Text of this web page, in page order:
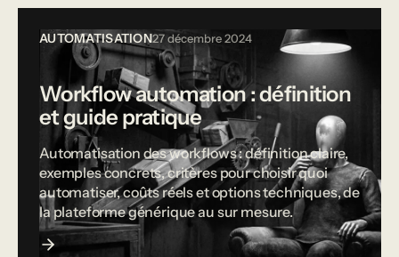
AUTOMATISATION27 décembre 2024
Workflow automation : définition
et guide pratique
Automatisation des workflows : définition claire,
exemples concrets, critères pour choisir quoi
automatiser, coûts réels et options techniques, de
la plateforme générique au sur mesure.